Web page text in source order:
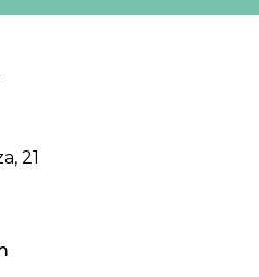
21